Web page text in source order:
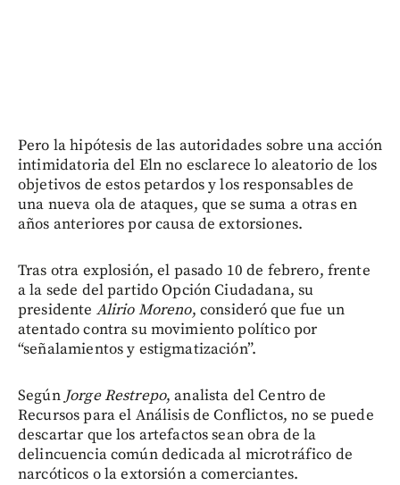
Pero la hipótesis de las autoridades sobre una acción
intimidatoria del Eln no esclarece lo aleatorio de los
objetivos de estos petardos y los responsables de
una nueva ola de ataques, que se suma a otras en
años anteriores por causa de extorsiones.
Tras otra explosión, el pasado 10 de febrero, frente
a la sede del partido Opción Ciudadana, su
presidente Alirio Moreno, consideró que fue un
atentado contra su movimiento político por
“señalamientos y estigmatización”.
Según Jorge Restrepo, analista del Centro de
Recursos para el Análisis de Conflictos, no se puede
descartar que los artefactos sean obra de la
delincuencia común dedicada al microtráfico de
narcóticos o la extorsión a comerciantes.